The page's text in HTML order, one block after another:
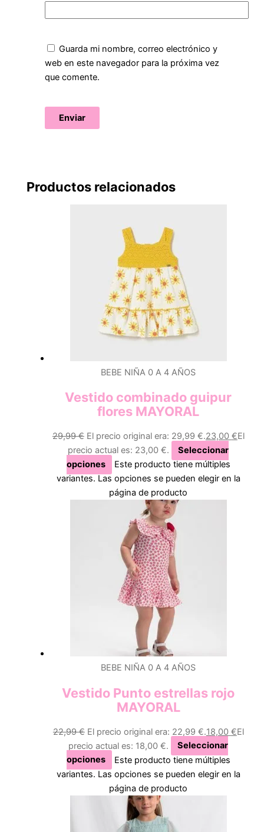
Guarda mi nombre, correo electrónico y
web en este navegador para la próxima vez
que comente.
Productos relacionados
BEBE NIÑA 0 A 4 AÑOS
Vestido combinado guipur
flores MAYORAL
29,99€ El precio original era: 29,99 €.23,00 €El
precio actual es: 23,00 €.
Seleccionar
opciones
Este producto tiene múltiples
variantes. Las opciones se pueden elegir en la
página de producto
BEBE NIÑA 0 A 4 AÑOS
Vestido Punto estrellas rojo
MAYORAL
22,99€ El precio original era: 22,99 €.18,00 €El
precio actual es: 18,00 €.
Seleccionar
opciones
Este producto tiene múltiples
variantes. Las opciones se pueden elegir en la
página de producto